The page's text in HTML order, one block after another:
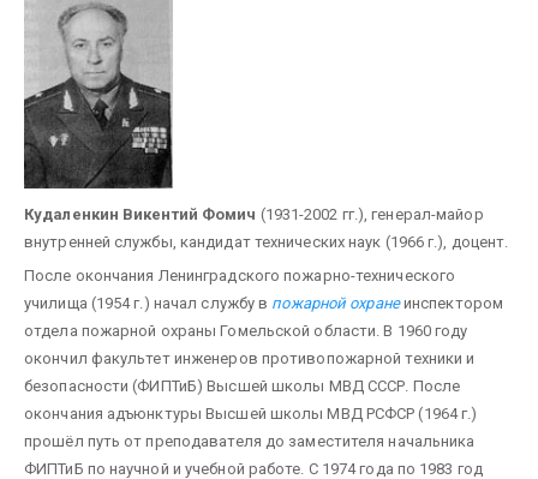
Кудаленкин Викентий Фомич (1931-2002 гг.), генерал-майор
внутренней службы, кандидат технических наук (1966 г.), доцент.
После окончания Ленинградского пожарно-технического
училища (1954 г.) начал службу в пожарной охранеинспектором
отдела пожарной охраны Гомельской области. В 1960 году
окончил факультет инженеров противопожарной техники и
безопасности (ФИПТиБ) Высшей школы МВД СССР. После
окончания адъюнктуры Высшей школы МВД РСФСР (1964 г.)
прошёл путь от преподавателя до заместителя начальника
ФИПТиБ по научной и учебной работе. С 1974 года по 1983 год